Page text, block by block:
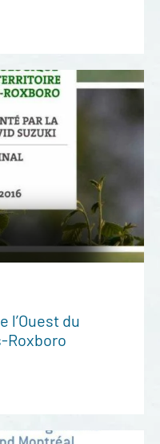
l’Ouest du
Roxboro